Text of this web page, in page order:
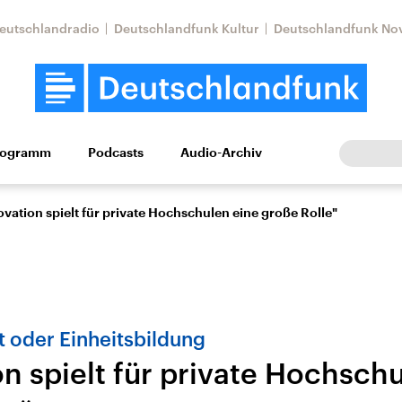
Deutschlandfunk Kultur Deutschlandfunk
Wissen Kultur Europa
Beiträge,
Nahostkonflikt
Aktuelle Lage und
Iran
Podcasts Audio-Archiv
spielt für private Hochschulen eine große Rolle"
oder Einheitsbildung
spielt für private